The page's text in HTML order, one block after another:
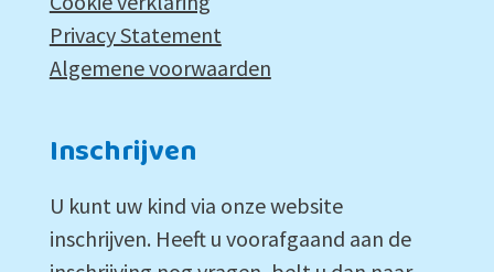
Privacy Statement
Algemene voorwaarden
Inschrijven
U kunt uw kind via onze website
inschrijven. Heeft u voorafgaand aan de